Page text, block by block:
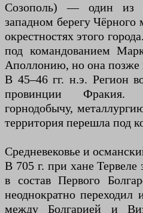
Созополь) — один из
западном берегу
окрестностях этого
под командованием
Аполлонию, но она позже
В 45–46 гг. н.э. Регион
провинции Фракия.
горнодобычу,
территория перешла под
Средневековье и
В 705 г. при хане
в состав Первого
неоднократно
между Болгарией и